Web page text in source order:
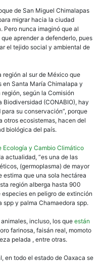
de San Miguel Chimalapas
migrar hacia la ciudad
Pero nunca imaginó que al
aprender a defenderlo, pues
el tejido social y ambiental de
región al sur de México que
Santa María Chimalapa y
según la Comisión
(CONABIO), hay
su conservación”, porque
otros ecosistemas, hacen del
biológica del país.
Ecología y Cambio Climático
actualidad, “es una de las
(germoplasma) de mayor
que una sola hectárea
región alberga hasta 900
en peligro de extinción
y palma Chamaedora spp.
incluso, los que están
farinosa, faisán real, momoto
pelada , entre otras.
en todo el estado de Oaxaca se